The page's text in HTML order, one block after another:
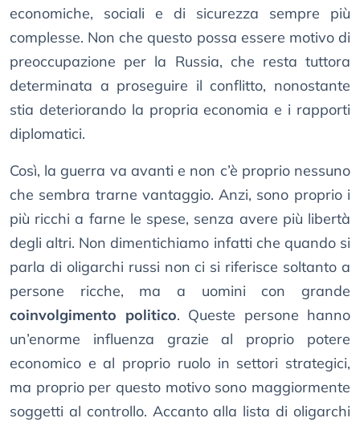
economiche, sociali e di sicurezza sempre più
complesse. Non che questo possa essere motivo di
preoccupazione per la Russia, che resta tuttora
determinata a proseguire il conflitto, nonostante
stia deteriorando la propria economia e i rapporti
diplomatici.
Così, la guerra va avanti e non c’è proprio nessuno
che sembra trarne vantaggio. Anzi, sono proprio i
più ricchi a farne le spese, senza avere più libertà
degli altri. Non dimentichiamo infatti che quando si
parla di oligarchi russi non ci si riferisce soltanto a
persone ricche, ma a uomini con grande
coinvolgimento politico. Queste persone hanno
un’enorme influenza grazie al proprio potere
economico e al proprio ruolo in settori strategici,
ma proprio per questo motivo sono maggiormente
soggetti al controllo. Accanto alla lista di oligarchi